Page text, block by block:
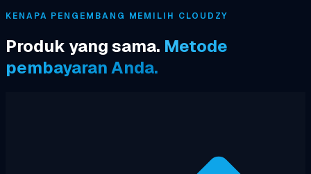
KENAPA PENGEMBANG MEMILIH CLOUDZY
Produk yang sama. Metode
pembayaran Anda.